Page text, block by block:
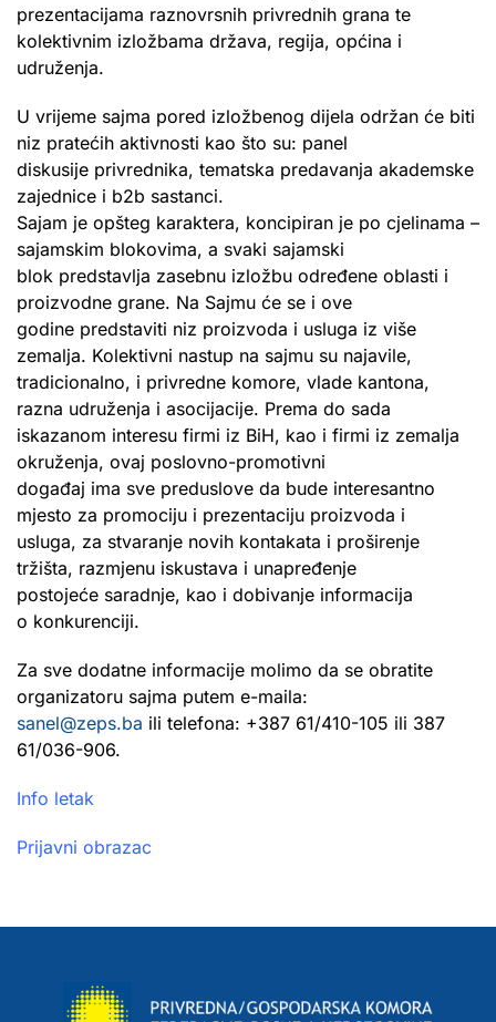
prezentacijama raznovrsnih privrednih grana te
kolektivnim izložbama država, regija, općina i
udruženja.
U vrijeme sajma pored izložbenog dijela održan će biti
niz pratećih aktivnosti kao što su: panel
diskusije privrednika, tematska predavanja akademske
zajednice i b2b sastanci.
Sajam je opšteg karaktera, koncipiran je po cjelinama –
sajamskim blokovima, a svaki sajamski
blok predstavlja zasebnu izložbu određene oblasti i
proizvodne grane. Na Sajmu će se i ove
godine predstaviti niz proizvoda i usluga iz više
zemalja. Kolektivni nastup na sajmu su najavile,
tradicionalno, i privredne komore, vlade kantona,
razna udruženja i asocijacije. Prema do sada
iskazanom interesu firmi iz BiH, kao i firmi iz zemalja
okruženja, ovaj poslovno-promotivni
događaj ima sve preduslove da bude interesantno
mjesto za promociju i prezentaciju proizvoda i
usluga, za stvaranje novih kontakata i proširenje
tržišta, razmjenu iskustava i unapređenje
postojeće saradnje, kao i dobivanje informacija
o konkurenciji.
Za sve dodatne informacije molimo da se obratite
organizatoru sajma putem e-maila:
sanel@zeps.ba ili telefona: +387 61/410-105 ili 387
61/036-906.
Info letak
Prijavni obrazac